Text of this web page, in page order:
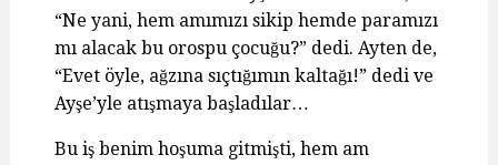
“Ne yani, hem amımızı sikip hemde paramızı
mı alacak bu orospu çocuğu?” dedi. Ayten de,
“Evet öyle, ağzına sıçtığımın kaltağı!” dedi ve
Ayşe’yle atışmaya başladılar…
Bu iş benim hoşuma gitmişti, hem am